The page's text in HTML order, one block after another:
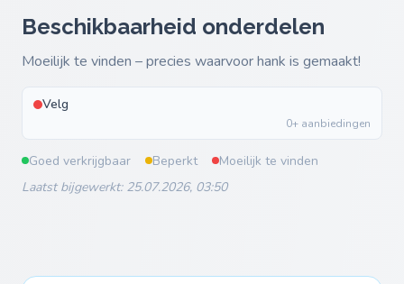
Beschikbaarheid onderdelen
Moeilijk te vinden – precies waarvoor hank is gemaakt!
Velg
0+ aanbiedingen
Goed verkrijgbaar Beperkt
Moeilijk te vinden
Laatst bijgewerkt: 25.07.2026, 03:50